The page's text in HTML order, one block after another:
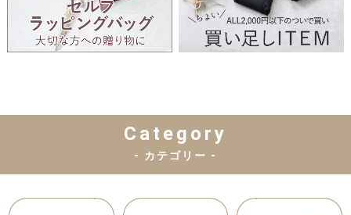
Category
- カテゴリー -